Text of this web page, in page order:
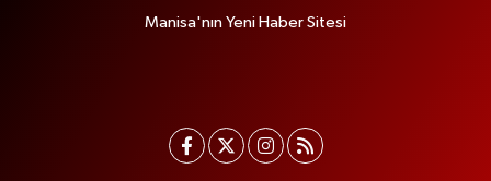
Manisa'nın Yeni Haber Sitesi